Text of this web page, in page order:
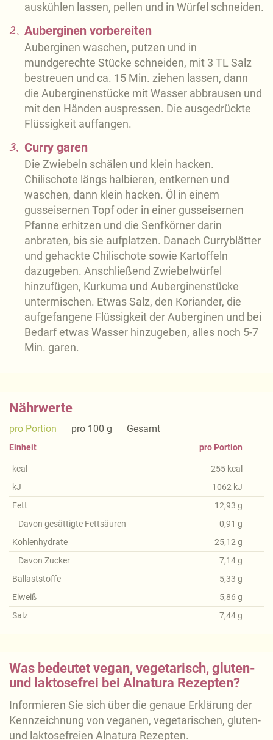
auskühlen lassen, pellen und in Würfel schneiden.
2. Auberginen vorbereiten
Auberginen waschen, putzen und in
mundgerechte Stücke schneiden, mit 3 TL Salz
bestreuen und ca. 15 Min. ziehen lassen, dann
die Auberginenstücke mit Wasser abbrausen und
mit den Händen auspressen. Die ausgedrückte
Flüssigkeit auffangen.
3. Curry garen
Die Zwiebeln schälen und klein hacken.
Chilischote längs halbieren, entkernen und
waschen, dann klein hacken. Öl in einem
gusseisernen Topf oder in einer gusseisernen
Pfanne erhitzen und die Senfkörner darin
anbraten, bis sie aufplatzen. Danach Curryblätter
und gehackte Chilischote sowie Kartoffeln
dazugeben. Anschließend Zwiebelwürfel
hinzufügen, Kurkuma und Auberginenstücke
untermischen. Etwas Salz, den Koriander, die
aufgefangene Flüssigkeit der Auberginen und bei
Bedarf etwas Wasser hinzugeben, alles noch 5-7
Min. garen.
Nährwerte
pro Portion pro 100 g Gesamt
Einheit
kcal
kJ
Fett
Davon gesättigte Fettsäuren
Kohlenhydrate
Davon Zucker
Ballaststoffe
Eiweiß
Salz
pro Portion
255 kcal
1062 kJ
12,93 g
0,91 g
25,12 g
7,14g
5,33 g
5,86 g
7,44g
Was bedeutet vegan, vegetarisch, gluten-
und laktosefrei bei Alnatura Rezepten?
Informieren Sie sich über die genaue Erklärung der
Kennzeichnung von veganen, vegetarischen, gluten-
und laktosefreien Alnatura Rezepten.